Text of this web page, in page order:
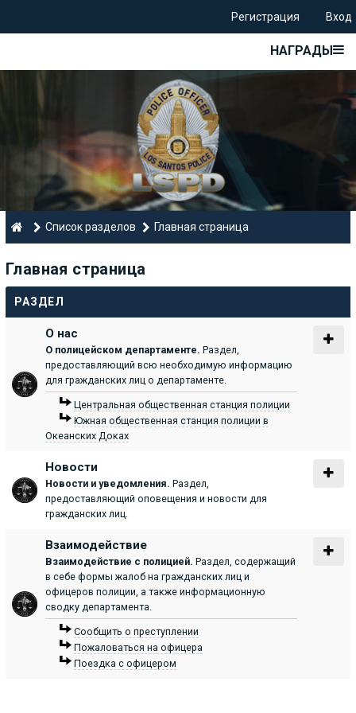
Регистрация Вход
НАГРАДЫ
Список разделов Главная страница
Главная страница
РАЗДЕЛ
О нас
О полицейском департаменте. Раздел,
предоставляющий всю необходимую информацию
для гражданских лиц о департаменте.
Центральная общественная станция полиции
Южная общественная станция полиции в
Океанских Доках
Новости
Новости и уведомления. Раздел,
предоставляющий оповещения и новости для
гражданских лиц.
Взаимодействие
Взаимодействие с полицией. Раздел, содержащий
в себе формы жалоб на гражданских лиц и
офицеров полиции, а также информационную
сводку департамента.
Сообщить о преступлении
Пожаловаться на офицера
Поездка с офицером